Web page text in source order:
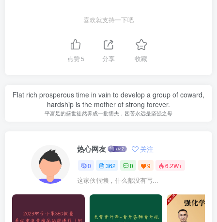
喜欢就支持一下吧
点赞5 分享 收藏
Flat rich prosperous time in vain to develop a group of coward,
hardship is the mother of strong forever.
平富足的盛世徒然养成一批懦夫，困苦永远是坚强之母
热心网友 关注
0 362 0 9 6.2W+
这家伙很懒，什么都没有写...